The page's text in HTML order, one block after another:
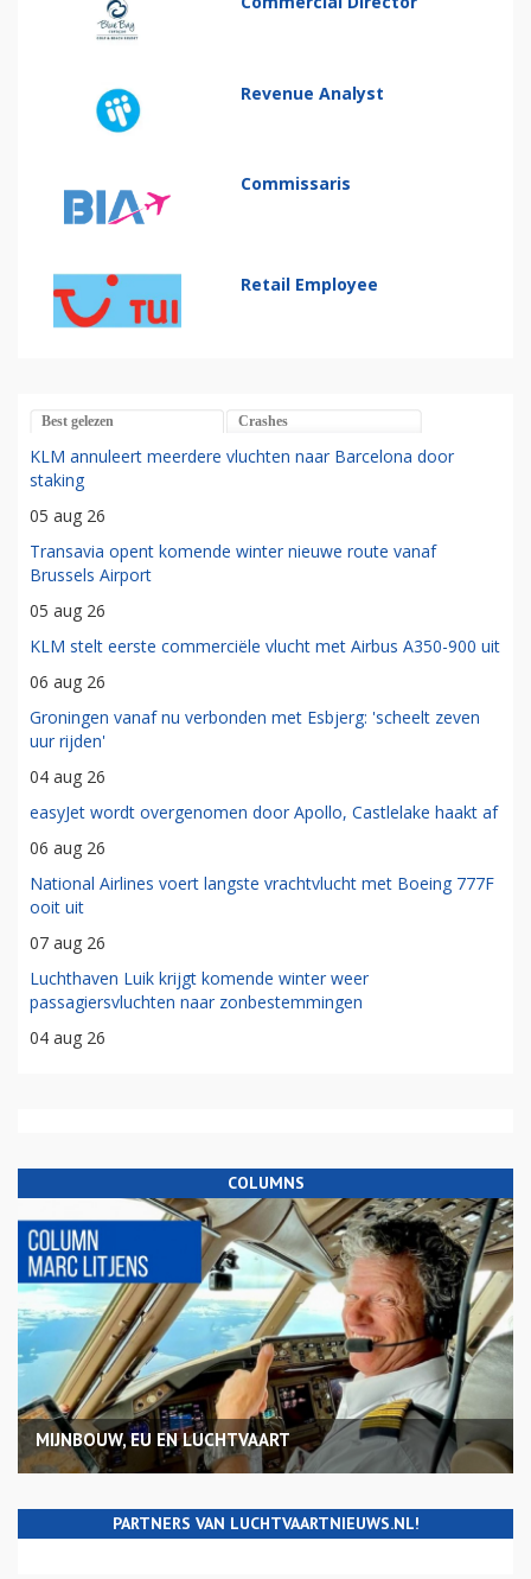
Revenue Analyst
Commissaris
Retail Employee
Best gelezen Crashes
KLM annuleert meerdere vluchten naar Barcelona door
staking
05 aug 26
Transavia opent komende winter nieuwe route vanaf
Brussels Airport
05 aug 26
KLM stelt eerste commerciële vlucht met Airbus A350-900 uit
06 aug 26
Groningen vanaf nu verbonden met Esbjerg: 'scheelt zeven
uur rijden'
04 aug 26
easyJet wordt overgenomen door Apollo, Castlelake haakt af
06 aug 26
National Airlines voert langste vrachtvlucht met Boeing 777F
ooit uit
07 aug 26
Luchthaven Luik krijgt komende winter weer
passagiersvluchten naar zonbestemmingen
04 aug 26
COLUMNS
MIJNBOUW, EU EN LUCHTVAART
PARTNERS VAN LUCHTVAARTNIEUWS.NL!